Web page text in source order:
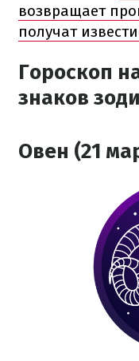
возвращает
получат
Гороскоп
знаков
Овен (21